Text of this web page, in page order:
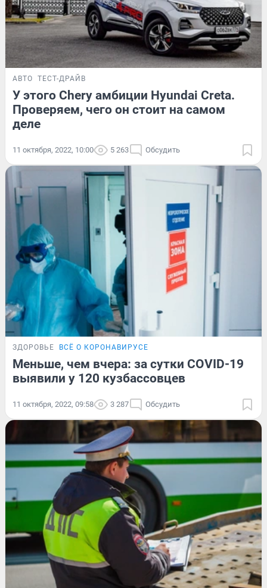
АВТО ТЕСТ-ДРАЙВ
У этого Chery амбиции Hyundai Creta.
Проверяем, чего он стоит на самом
деле
11 октября, 2022, 10:00 5 263 Обсудить
ЗДОРОВЬЕ ВСЁ О КОРОНАВИРУСЕ
Меньше, чем вчера: за сутки COVID-19
выявили у 120 кузбассовцев
11 октября, 2022, 09:58 3 287 Обсудить